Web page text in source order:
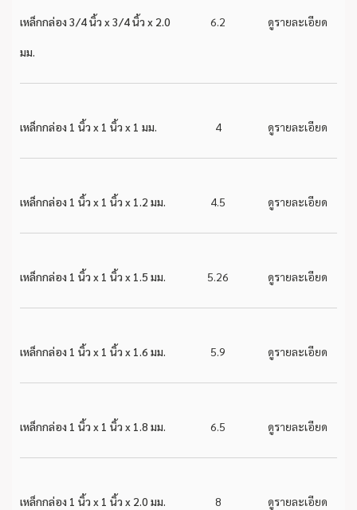
เหล็กกล่อง 3/4 นิ้ว x 3/4 นิ้ว x 2.0
มม.
6.2 ดูรายละเอียด
เหล็กกล่อง 1 นิ้ว x 1 นิ้ว x 1 มม. 4 ดูรายละเอียด
เหล็กกล่อง 1 นิ้ว x 1 นิ้ว x 1.2 มม. 4.5 ดูรายละเอียด
เหล็กกล่อง 1 นิ้ว x 1 นิ้ว x 1.5 มม. 5.26 ดูรายละเอียด
เหล็กกล่อง 1 นิ้ว x 1 นิ้ว x 1.6 มม. 5.9 ดูรายละเอียด
เหล็กกล่อง 1 นิ้ว x 1 นิ้ว x 1.8 มม. 6.5 ดูรายละเอียด
เหล็กกล่อง 1 นิ้ว x 1 นิ้ว x 2.0 มม. 8 ดูรายละเอียด